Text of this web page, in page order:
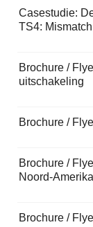
Casestudie:
TS4:
Brochure /
uitschakeling
Brochure /
Brochure /
Noord-Amerika
Brochure /